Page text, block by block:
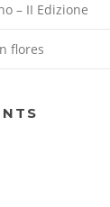
– II Edizione
flores